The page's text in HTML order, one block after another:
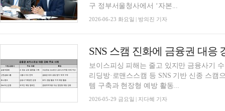
구 정부서울청사에서 ‘자본...
2026-06-23 화요일 | 방의진 기자
보이스피싱 피해는 줄고 있지만 금융사기
리딩방·로맨스스캠 등 SNS 기반 신종 스
템 구축과 현장형 예방 활동...
2026-05-29 금요일 | 지다혜 기자